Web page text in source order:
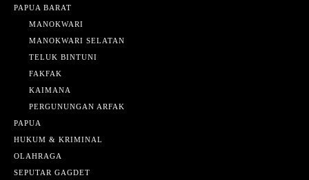
PAPUA BARAT
MANOKWARI
MANOKWARI SELATAN
TELUK BINTUNI
FAKFAK
KAIMANA
PERGUNUNGAN ARFAK
PAPUA
HUKUM & KRIMINAL
OLAHRAGA
SEPUTAR GAGDET